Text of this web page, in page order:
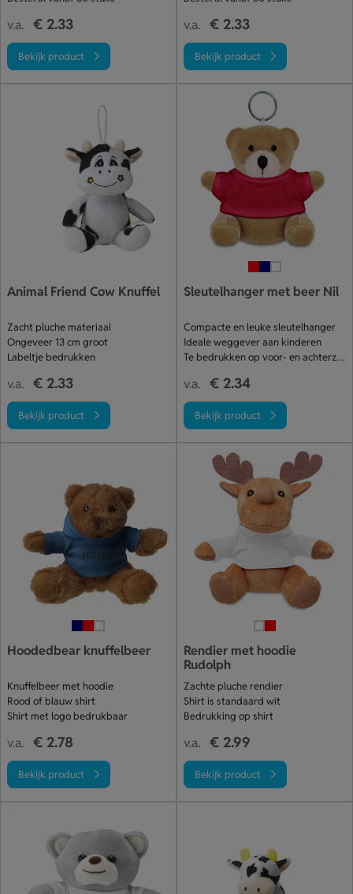
v.a. € 2.33
Bekijk product
v.a. € 2.33
Bekijk product
Animal Friend Cow Knuffel
Zacht pluche materiaal
Ongeveer 13 cm groot
Labeltje bedrukken
v.a. € 2.33
Bekijk product
Sleutelhanger met beer Nil
Compacte en leuke sleutelhanger
Ideale weggever aan kinderen
Te bedrukken op voor- en achterzijde shirt
v.a. € 2.34
Bekijk product
Hoodedbear knuffelbeer
Knuffelbeer met hoodie
Rood of blauw shirt
Shirt met logo bedrukbaar
v.a. € 2.78
Bekijk product
Rendier met hoodie
Rudolph
Zachte pluche rendier
Shirt is standaard wit
Bedrukking op shirt
v.a. € 2.99
Bekijk product